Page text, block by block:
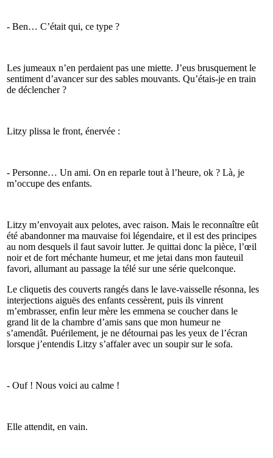
- Ben… C’était qui, ce type ?
Les jumeaux n’en perdaient pas une miette. J’eus brusquement le
sentiment d’avancer sur des sables mouvants. Qu’étais-je en train
de déclencher ?
Litzy plissa le front, énervée :
- Personne… Un ami. On en reparle tout à l’heure, ok ? Là, je
m’occupe des enfants.
Litzy m’envoyait aux pelotes, avec raison. Mais le reconnaître eût
été abandonner ma mauvaise foi légendaire, et il est des principes
au nom desquels il faut savoir lutter. Je quittai donc la pièce, l’œil
noir et de fort méchante humeur, et me jetai dans mon fauteuil
favori, allumant au passage la télé sur une série quelconque.
Le cliquetis des couverts rangés dans le lave-vaisselle résonna, les
interjections aiguës des enfants cessèrent, puis ils vinrent
m’embrasser, enfin leur mère les emmena se coucher dans le
grand lit de la chambre d’amis sans que mon humeur ne
s’amendât. Puérilement, je ne détournai pas les yeux de l’écran
lorsque j’entendis Litzy s’affaler avec un soupir sur le sofa.
- Ouf ! Nous voici au calme !
Elle attendit, en vain.